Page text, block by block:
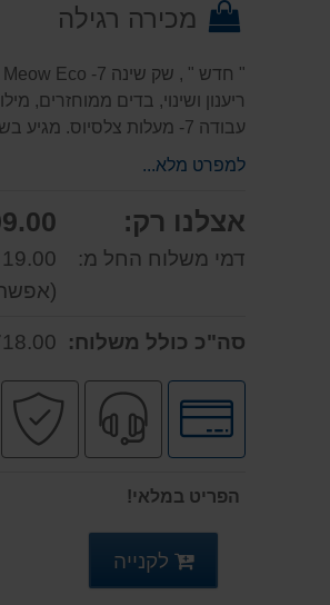
מכירה רגילה
עבודה 7- מעלות צלסיוס. מגיע בשני אורכים.
למפרט מלא...
אצלנו רק: ₪
דמי משלוח החל מ:
19.00 ₪
סה"כ כולל משלוח: ₪
לחץ
לאפשרויות
תשלומים
שירות
מקצועי
הפריט במלאי!
לקנייה